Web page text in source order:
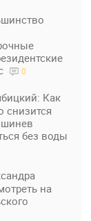
0
Как
снизится
без воды
на